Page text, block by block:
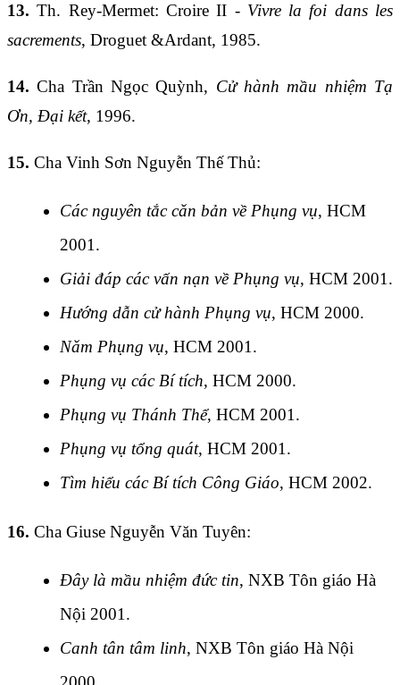
13. Th. Rey-Mermet: Croire II - Vivre la foi dans les
sacrements, Droguet &Ardant, 1985.
14. Cha Trần Ngọc Quỳnh, Cử hành mầu nhiệm Tạ
Ơn, Đại kết, 1996.
15. Cha Vinh Sơn Nguyễn Thế Thủ:
Các nguyên tắc căn bản về Phụng vụ, HCM
2001.
Giải đáp các vấn nạn về Phụng vụ, HCM 2001.
Hướng dẫn cử hành Phụng vụ, HCM 2000.
Năm Phụng vụ, HCM 2001.
Phụng vụ các Bí tích, HCM 2000.
Phụng vụ Thánh Thể, HCM 2001.
Phụng vụ tổng quát, HCM 2001.
Tìm hiểu các Bí tích Công Giáo, HCM 2002.
16. Cha Giuse Nguyễn Văn Tuyên:
Đây là mầu nhiệm đức tin, NXB Tôn giáo Hà
Nội 2001.
Canh tân tâm linh, NXB Tôn giáo Hà Nội